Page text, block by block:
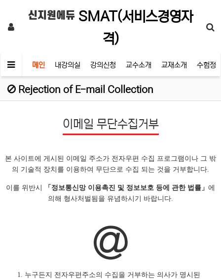
신지원에듀 SMAT(서비스경영자
격)
메인 내강의실 강의신청 교수소개 교재소개 수험정
Rejection of E-mail Collection
이메일 무단수집거부
본 사이트에 게시된 이메일 주소가 전자우편 수집 프로그램이나 그 밖
의 기술적 장치를 이용하여 무단으로 수집 되는 것을 거부합니다.
이를 위반시 「정보통신망 이용촉진 및 정보보호 등에 관한 법률」 에
의해 형사처벌됨을 유념하시기 바랍니다.
누구든지 전자우편주소의 수집을 거부하는 의사가 명시된